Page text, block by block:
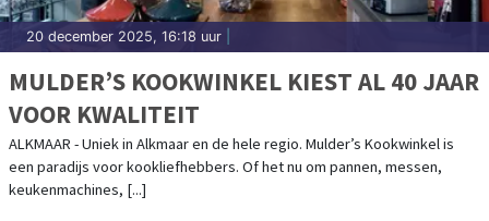
20 december 2025, 16:18 uur
MULDER’S KOOKWINKEL KIEST AL 40 JAAR
VOOR KWALITEIT
ALKMAAR - Uniek in Alkmaar en de hele regio. Mulder’s Kookwinkel is
een paradijs voor kookliefhebbers. Of het nu om pannen, messen,
keukenmachines, [...]